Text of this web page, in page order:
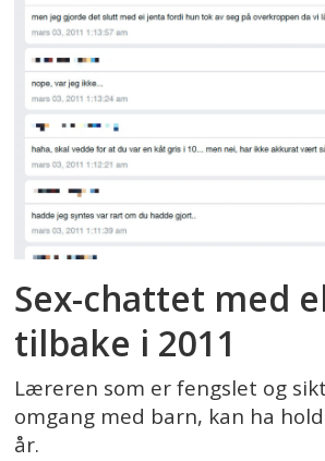
Sex-chattet med
tilbake i 2011
Læreren som er fengslet og
omgang med barn, kan ha
år.